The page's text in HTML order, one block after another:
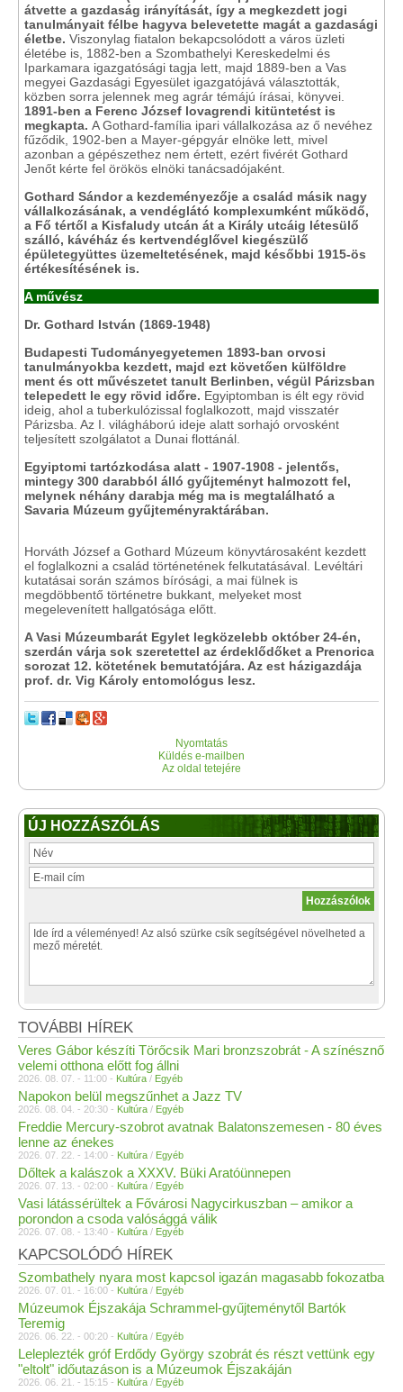
átvette a gazdaság irányítását, így a megkezdett jogi
tanulmányait félbe hagyva belevetette magát a gazdasági
életbe. Viszonylag fiatalon bekapcsolódott a város üzleti
életébe is, 1882-ben a Szombathelyi Kereskedelmi és
Iparkamara igazgatósági tagja lett, majd 1889-ben a Vas
megyei Gazdasági Egyesület igazgatójává választották,
közben sorra jelennek meg agrár témájú írásai, könyvei.
1891-ben a Ferenc József lovagrendi kitüntetést is
megkapta. A Gothard-família ipari vállalkozása az ő nevéhez
fűződik, 1902-ben a Mayer-gépgyár elnöke lett, mivel
azonban a gépészethez nem értett, ezért fivérét Gothard
Jenőt kérte fel örökös elnöki tanácsadójaként.
Gothard Sándor a kezdeményezője a család másik nagy
vállalkozásának, a vendéglátó komplexumként működő,
a Fő tértől a Kisfaludy utcán át a Király utcáig létesülő
szálló, kávéház és kertvendéglővel kiegészülő
épületegyüttes üzemeltetésének, majd későbbi 1915-ös
értékesítésének is.
A művész
Dr. Gothard István (1869-1948)
Budapesti Tudományegyetemen 1893-ban orvosi
tanulmányokba kezdett, majd ezt követően külföldre
ment és ott művészetet tanult Berlinben, végül Párizsban
telepedett le egy rövid időre. Egyiptomban is élt egy rövid
ideig, ahol a tuberkulózissal foglalkozott, majd visszatér
Párizsba. Az I. világháború ideje alatt sorhajó orvosként
teljesített szolgálatot a Dunai flottánál.
Egyiptomi tartózkodása alatt - 1907-1908 - jelentős,
mintegy 300 darabból álló gyűjteményt halmozott fel,
melynek néhány darabja még ma is megtalálható a
Savaria Múzeum gyűjteményraktárában.
Horváth József a Gothard Múzeum könyvtárosaként kezdett
el foglalkozni a család történetének felkutatásával. Levéltári
kutatásai során számos bírósági, a mai fülnek is
megdöbbentő történetre bukkant, melyeket most
megelevenített hallgatósága előtt.
A Vasi Múzeumbarát Egylet legközelebb október 24-én,
szerdán várja sok szeretettel az érdeklődőket a Prenorica
sorozat 12. kötetének bemutatójára. Az est házigazdája
prof. dr. Vig Károly entomológus lesz.
Nyomtatás
Küldés e-mailben
Az oldal tetejére
ÚJ HOZZÁSZÓLÁS
TOVÁBBI HÍREK
Veres Gábor készíti Törőcsik Mari bronzszobrát - A színésznő
velemi otthona előtt fog állni
2026. 08. 07. - 11:00 - Kultúra / Egyéb
Napokon belül megszűnhet a Jazz TV
2026. 08. 04. - 20:30 - Kultúra / Egyéb
Freddie Mercury-szobrot avatnak Balatonszemesen - 80 éves
lenne az énekes
2026. 07. 22. - 14:00 - Kultúra / Egyéb
Dőltek a kalászok a XXXV. Büki Aratóünnepen
2026. 07. 13. - 02:00 - Kultúra / Egyéb
Vasi látássérültek a Fővárosi Nagycirkuszban – amikor a
porondon a csoda valósággá válik
2026. 07. 08. - 13:40 - Kultúra / Egyéb
KAPCSOLÓDÓ HÍREK
Szombathely nyara most kapcsol igazán magasabb fokozatba
2026. 07. 01. - 16:00 - Kultúra / Egyéb
Múzeumok Éjszakája Schrammel-gyűjteménytől Bartók
Teremig
2026. 06. 22. - 00:20 - Kultúra / Egyéb
Leleplezték gróf Erdődy György szobrát és részt vettünk egy
"eltolt" időutazáson is a Múzeumok Éjszakáján
2026. 06. 21. - 15:15 - Kultúra / Egyéb